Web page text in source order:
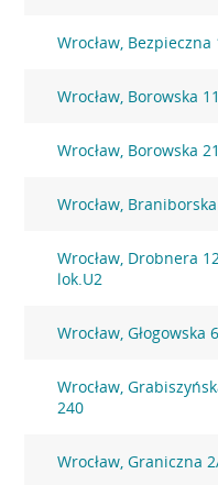
Wrocław, Bezpieczna
Wrocław, Borowska
Wrocław, Borowska
Wrocław,
Wrocław, Drobnera
lok.U2
Wrocław, Głogowska 6
Wrocław,
240
Wrocław, Graniczna